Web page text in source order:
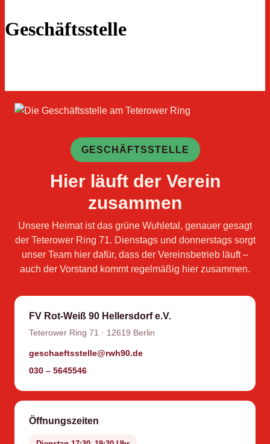
Geschäftsstelle
GESCHÄFTSSTELLE
Hier läuft der Verein
zusammen
Unsere Heimat ist das grüne Wuhletal, genauer gesagt
der Teterower Ring 71. Dienstags und donnerstags sorgt
unser Team hier dafür, dass der Vereinsbetrieb läuft –
auch der Vorstand kommt regelmäßig hier zusammen.
FV Rot-Weiß 90 Hellersdorf e.V.
Teterower Ring 71 · 12619 Berlin
geschaeftsstelle@rwh90.de
030 – 5645546
Öffnungszeiten